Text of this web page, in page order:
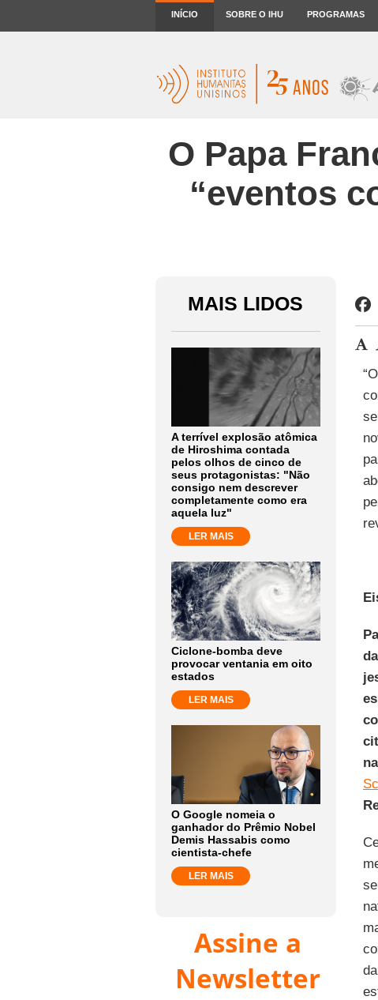
INÍCIO SOBRE O IHU PROGRAMAS
O Papa
“eventos
MAIS LIDOS
A terrível explosão atômica
de Hiroshima contada
pelos olhos de cinco de
seus protagonistas: "Não
consigo nem descrever
completamente como era
aquela luz"
LER MAIS
Ciclone-bomba deve
provocar ventania em oito
estados
LER MAIS
O Google nomeia o
ganhador do Prêmio Nobel
Demis Hassabis como
cientista-chefe
LER MAIS
Assine a
Newsletter
“O